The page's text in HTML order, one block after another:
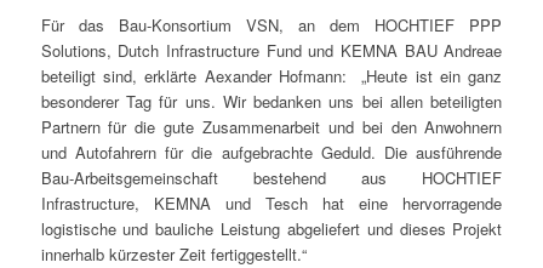
Für das Bau-Konsortium VSN, an dem HOCHTIEF PPP
Solutions, Dutch Infrastructure Fund und KEMNA BAU Andreae
beteiligt sind, erklärte Aexander Hofmann: „Heute ist ein ganz
besonderer Tag für uns. Wir bedanken uns bei allen beteiligten
Partnern für die gute Zusammenarbeit und bei den Anwohnern
und Autofahrern für die aufgebrachte Geduld. Die ausführende
Bau-Arbeitsgemeinschaft bestehend aus HOCHTIEF
Infrastructure, KEMNA und Tesch hat eine hervorragende
logistische und bauliche Leistung abgeliefert und dieses Projekt
innerhalb kürzester Zeit fertiggestellt.“